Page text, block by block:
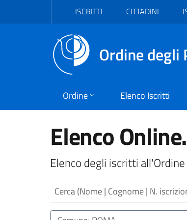
Vai al contenuto principale
ISCRITTI CITTADINI
Ordine degli
Ordine Elenco Iscritti
Elenco
Elenco degli iscritti
Cerca (Nome | Cognome | N. iscrizione)
Luogo (CAP | Comune | Provincia)